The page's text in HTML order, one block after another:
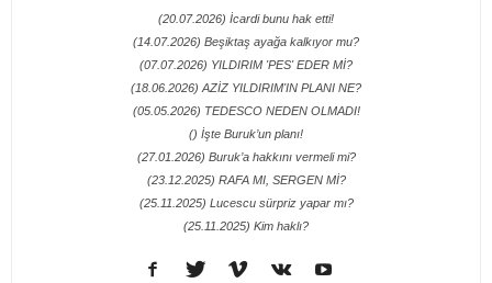
(20.07.2026) İcardi bunu hak etti!
(14.07.2026) Beşiktaş ayağa kalkıyor mu?
(07.07.2026) YILDIRIM 'PES' EDER Mİ?
(18.06.2026) AZİZ YILDIRIM'IN PLANI NE?
(05.05.2026) TEDESCO NEDEN OLMADI!
() İşte Buruk’un planı!
(27.01.2026) Buruk’a hakkını vermeli mi?
(23.12.2025) RAFA MI, SERGEN Mİ?
(25.11.2025) Lucescu sürpriz yapar mı?
(25.11.2025) Kim haklı?